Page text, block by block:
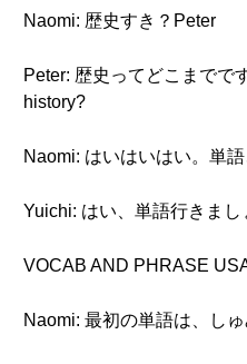
Naomi: 歴史すき？Peter
Peter: 歴史ってどこまでで
history?
Naomi: はいはいはい。単語
Yuichi: はい、単語行きまし
VOCAB AND PHRASE
Naomi: 最初の単語は、し